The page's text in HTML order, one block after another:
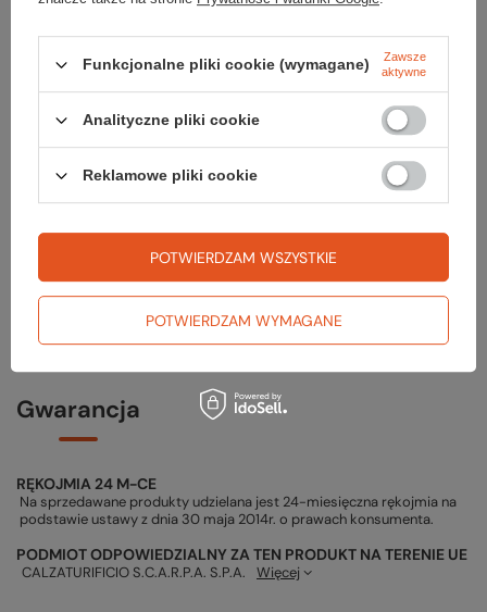
Sprawdź
czy masz wszystko
TWOJA LISTA SPRZĘTOWA
Gwarancja
RĘKOJMIA 24 M-CE
Na sprzedawane produkty udzielana jest 24-miesięczna rękojmia na
podstawie ustawy z dnia 30 maja 2014r. o prawach konsumenta.
PODMIOT ODPOWIEDZIALNY ZA TEN PRODUKT NA TERENIE UE
CALZATURIFICIO S.C.A.R.P.A. S.P.A. Więcej
Funkcjonalne pliki cookie (wymagane)
Zawsze
aktywne
Analityczne pliki cookie
Reklamowe pliki cookie
POTWIERDZAM WYMAGANE
POTWIERDZAM WSZYSTKIE